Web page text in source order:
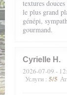
textures
le plus grand
génépi,
gourmand.
Cyrielle H
2026-07-09 -
Услуги : 5/5